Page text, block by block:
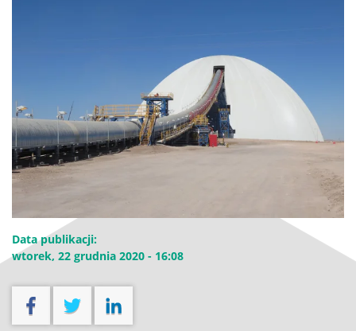
Data publikacji:
wtorek, 22 grudnia 2020 - 16:08